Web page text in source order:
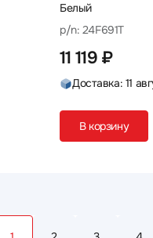
Белый
p/n: 24F691T
11 119 ₽
Доставка: 11
В корзину